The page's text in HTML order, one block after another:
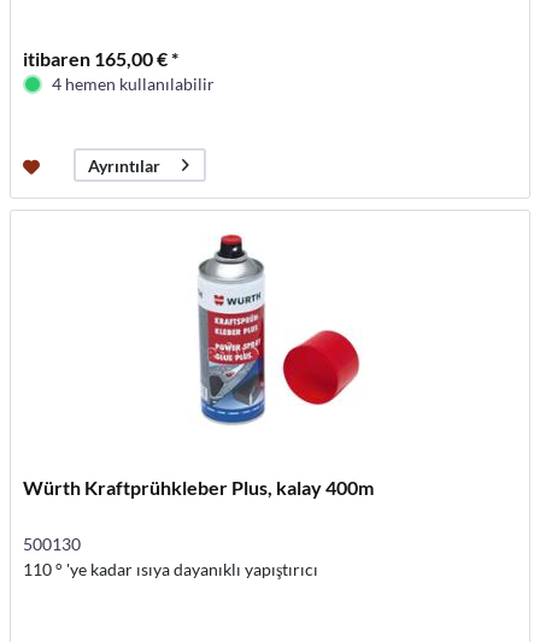
itibaren 165,00 € *
4 hemen kullanılabilir
Ayrıntılar
Würth Kraftprühkleber Plus, kalay 400m
500130
110 ° 'ye kadar ısıya dayanıklı yapıştırıcı